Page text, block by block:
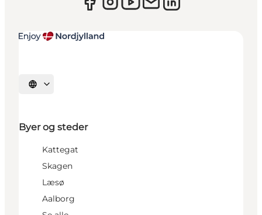
Vælg sprog
Byer og steder
Kattegat
Skagen
Læsø
Aalborg